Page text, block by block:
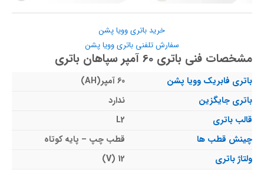
خرید باتری وویا پشن
سفارش تلفنی باتری وویا پشن
مشخصات فنی باتری 60 آمپر سپاهان باتری
باتری فابریک وویا پشن
60 آمپر(AH)
باتری جایگزین
ندارد
قالب باتری
L2
چینش قطب ها
قطب چپ – پایه کوتاه
ولتاژ باتری
12 (V)